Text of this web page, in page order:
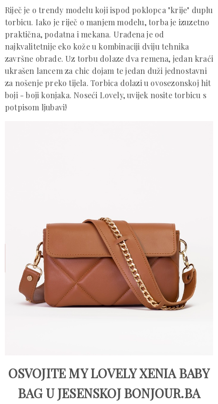
Riječ je o trendy modelu koji ispod poklopca "krije" duplu
torbicu. Iako je riječ o manjem modelu, torba je izuzetno
praktična, podatna i mekana. Urađena je od
najkvalitetnije eko kože u kombinaciji dviju tehnika
završne obrade. Uz torbu dolaze dva remena, jedan kraći
ukrašen lancem za chic dojam te jedan duži jednostavni
za nošenje preko tijela. Torbica dolazi u ovosezonskoj hit
boji - boji konjaka. Noseći Lovely, uvijek nosite torbicu s
potpisom ljubavi!
OSVOJITE MY LOVELY XENIA BABY
BAG U JESENSKOJ BONJOUR.BA